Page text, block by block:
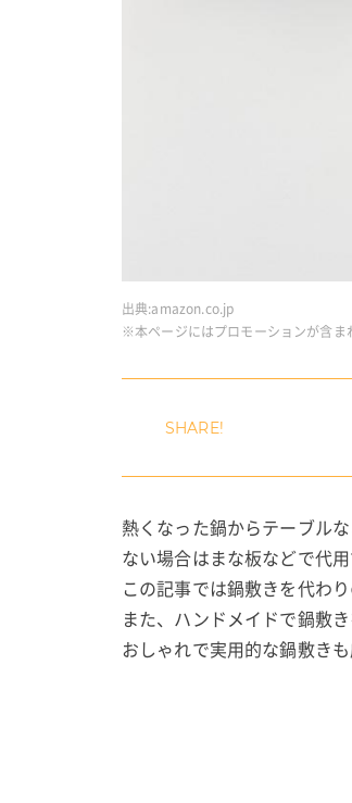
出典:amazon.co.jp
※本ページにはプロモーションが含ま
熱くなった鍋からテーブル
ない場合はまな板などで代
この記事では鍋敷きを代わ
また、ハンドメイドで鍋敷
おしゃれで実用的な鍋敷き